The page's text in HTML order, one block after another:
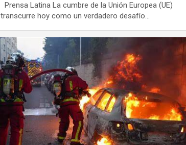
Prensa Latina La cumbre de la Unión Europea (UE)
transcurre hoy como un verdadero desafío…